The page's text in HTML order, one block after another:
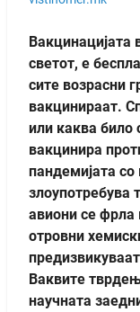
Вакцинацијата
светот, е
сите возрасни
вакцинираат.
или каква било
вакцинира
пандемијата
злоупотребува
авиони се фрла
отровни
Ваквите
научната